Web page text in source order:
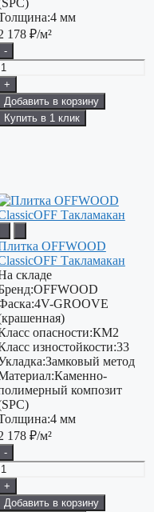
4 мм
178 ₽/м²
-
+
Добавить в корзину
Купить в 1 клик
OFFWOOD
Такламакан
складе
OFFWOOD
4V-GROOVE
опасности:КМ2
изностойкости:33
Замковый метод
Каменно-
композит
4 мм
178 ₽/м²
-
+
Добавить в корзину